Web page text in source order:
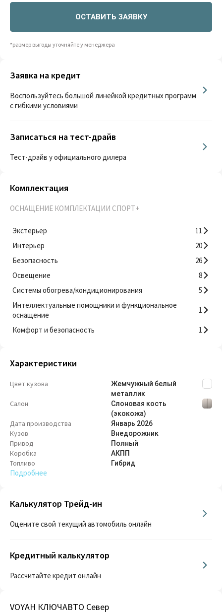
ОСТАВИТЬ ЗАЯВКУ
*размер выгоды уточняйте у менеджера
Заявка на кредит
Воспользуйтесь большой линейкой кредитных программ
с гибкими условиями
Записаться на тест-драйв
Тест-драйв у официального дилера
Комплектация
ОСНАЩЕНИЕ КОМПЛЕКТАЦИИ СПОРТ+
Экстерьер
11
Интерьер
20
Безопасность
26
Освещение
8
Системы обогрева/кондиционирования
5
Интеллектуальные помощники и функциональное
оснащение
1
Комфорт и безопасность 1
Характеристики
Цвет кузова
Жемчужный белый
металлик
Салон
Слоновая кость
(экокожа)
Дата производства Январь 2026
Кузов Внедорож­ник
Привод Полный
Коробка АКПП
Топливо Гибрид
Подробнее
Калькулятор Трейд-ин
Оцените свой текущий автомобиль онлайн
Кредитный калькулятор
Рассчитайте кредит онлайн
VOYAH КЛЮЧАВТО Север